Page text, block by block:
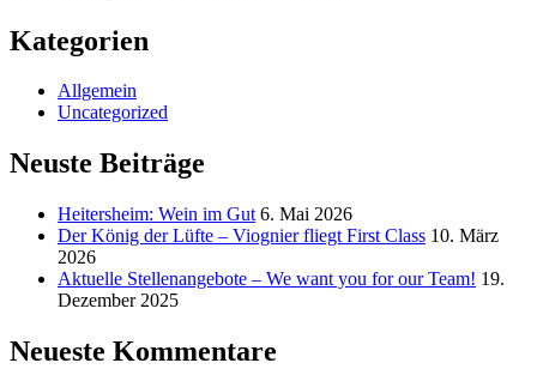
Kategorien
Allgemein
Uncategorized
Neuste Beiträge
Heitersheim: Wein im Gut 6. Mai 2026
Der König der Lüfte – Viognier fliegt First Class 10. März
2026
Aktuelle Stellenangebote – We want you for our Team! 19.
Dezember 2025
Neueste Kommentare